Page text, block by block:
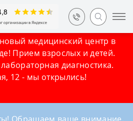
медицинский центр в
Прием взрослых и детей.
диагностика.
12 - мы открылись!